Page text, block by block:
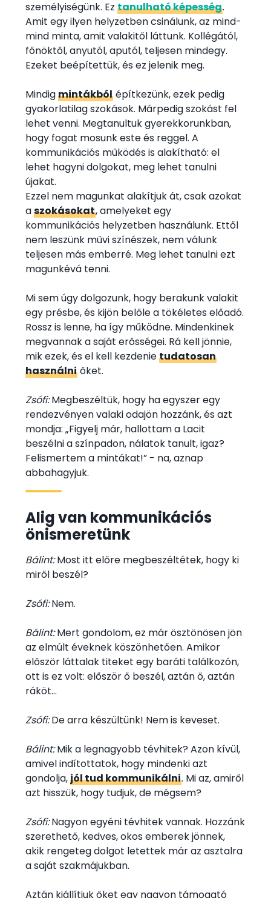
személyiségünk. Ez tanulható képesség.
Amit egy ilyen helyzetben csinálunk, az mind-
mind minta, amit valakitől láttunk. Kollégától,
főnöktől, anyutól, aputól, teljesen mindegy.
Ezeket beépítettük, és ez jelenik meg.
Mindigmintákbólépítkezünk, ezek pedig
gyakorlatilag szokások. Márpedig szokást fel
lehet venni. Megtanultuk gyerekkorunkban,
hogy fogat mosunk este és reggel. A
kommunikációs működés is alakítható: el
lehet hagyni dolgokat, meg lehet tanulni
újakat.
Ezzel nem magunkat alakítjuk át, csak azokat
aszokásokat, amelyeket egy
kommunikációs helyzetben használunk. Ettől
nem leszünk művi színészek, nem válunk
teljesen más emberré. Meg lehet tanulni ezt
magunkévá tenni.
Mi sem úgy dolgozunk, hogy berakunk valakit
egy présbe, és kijön belőle a tökéletes előadó.
Rossz is lenne, ha így működne. Mindenkinek
megvannak a saját erősségei. Rá kell jönnie,
mik ezek, és el kell kezdenietudatosan
használniőket.
Zsófi:Megbeszéltük, hogy ha egyszer egy
rendezvényen valaki odajön hozzánk, és azt
mondja: „Figyelj már, hallottam a Lacit
beszélni a színpadon, nálatok tanult, igaz?
Felismertem a mintákat!” - na, aznap
abbahagyjuk.
Alig van kommunikációs
önismeretünk
Bálint:Most itt előre megbeszéltétek, hogy ki
miről beszél?
Zsófi:Nem.
Bálint:Mert gondolom, ez már ösztönösen jön
az elmúlt éveknek köszönhetően. Amikor
először láttalak titeket egy baráti találkozón,
ott is ez volt: először ő beszél, aztán ő, aztán
ráköt…
Zsófi:De arra készültünk! Nem is keveset.
Bálint:Mik a legnagyobb tévhitek? Azon kívül,
amivel indítottatok, hogy mindenki azt
gondolja,jól tud kommunikálni. Mi az, amiről
azt hisszük, hogy tudjuk, de mégsem?
Zsófi:Nagyon egyéni tévhitek vannak. Hozzánk
szerethető, kedves, okos emberek jönnek,
akik rengeteg dolgot letettek már az asztalra
a saját szakmájukban.
Aztán kiállítjuk őket egy nagyon támogató